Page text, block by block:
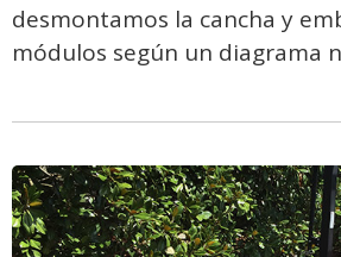
desmontamos la cancha y
módulos según un diagrama